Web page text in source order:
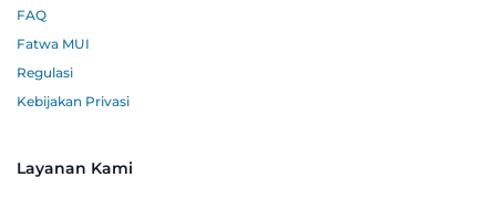
FAQ
Fatwa MUI
Regulasi
Kebijakan Privasi
Layanan Kami